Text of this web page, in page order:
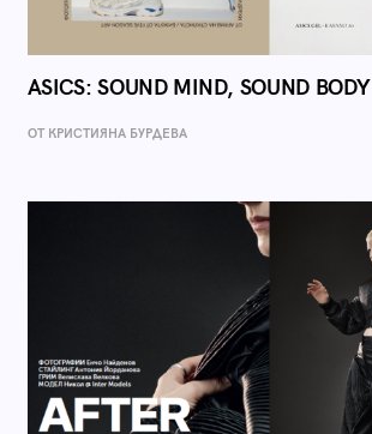
ASICS: SOUND MIND, SOUND BODY
ОТ КРИСТИЯНА БУРДЕВА